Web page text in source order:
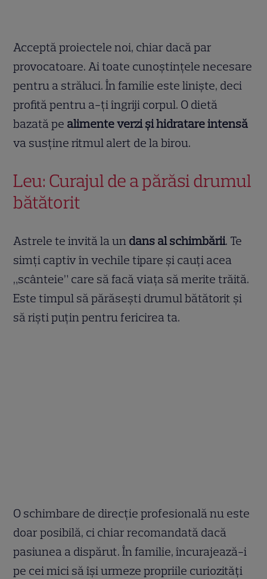
Acceptă proiectele noi, chiar dacă par
provocatoare. Ai toate cunoștințele necesare
pentru a străluci. În familie este liniște, deci
profită pentru a-ți îngriji corpul. O dietă
bazată pe alimente verzi și hidratare intensă
va susține ritmul alert de la birou.
Leu: Curajul de a părăsi drumul
bătătorit
Astrele te invită la un dans al schimbării. Te
simți captiv în vechile tipare și cauți acea
„scânteie” care să facă viața să merite trăită.
Este timpul să părăsești drumul bătătorit și
să riști puțin pentru fericirea ta.
O schimbare de direcție profesională nu este
doar posibilă, ci chiar recomandată dacă
pasiunea a dispărut. În familie, încurajează-i
pe cei mici să își urmeze propriile curiozități